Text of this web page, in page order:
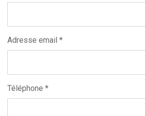
Adresse email *
Téléphone *